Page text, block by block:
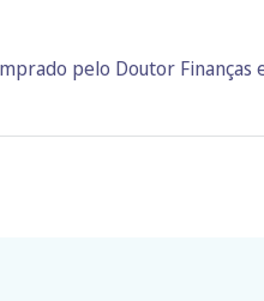
pelo Doutor